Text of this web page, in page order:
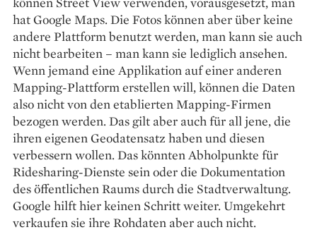
hat Google Maps. Die Fotos können aber über keine
andere Plattform benutzt werden, man kann sie auch
nicht bearbeiten – man kann sie lediglich ansehen.
Wenn jemand eine Applikation auf einer anderen
Mapping-Plattform erstellen will, können die Daten
also nicht von den etablierten Mapping-Firmen
bezogen werden. Das gilt aber auch für all jene, die
ihren eigenen Geodatensatz haben und diesen
verbessern wollen. Das könnten Abholpunkte für
Ridesharing-Dienste sein oder die Dokumentation
des öffentlichen Raums durch die Stadtverwaltung.
Google hilft hier keinen Schritt weiter. Umgekehrt
verkaufen sie ihre Rohdaten aber auch nicht.